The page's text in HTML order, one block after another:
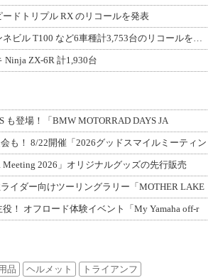
ードトリプル RX のリコールを発表
【トライアンフ】ボンネビル T100 など6車種計3,753台のリコールを発表
Ninja ZX-6R 計1,930台
も登場！「BMW MOTORRAD DAYS JA
も！ 8/22開催「2026グッドスマイルミーティン
Meeting 2026」オリジナルグッズの先行販売
イダー向けツーリングラリー「MOTHER LAKE
役！ オフロード体験イベント「My Yamaha off-r
品 ヘルメット
トライアンフ